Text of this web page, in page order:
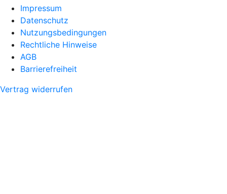
Impressum
Datenschutz
Nutzungsbedingungen
Rechtliche Hinweise
AGB
Barrierefreiheit
Vertrag widerrufen